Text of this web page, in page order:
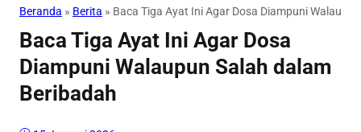
Beranda » Berita » Baca Tiga Ayat Ini Agar Dosa Diampuni
Baca Tiga Ayat Ini Agar Dosa
Diampuni Walaupun Salah dalam
Beribadah